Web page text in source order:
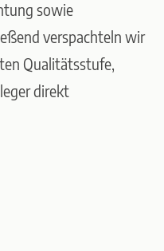
sowie
verspachteln wir
Qualitätsstufe,
direkt